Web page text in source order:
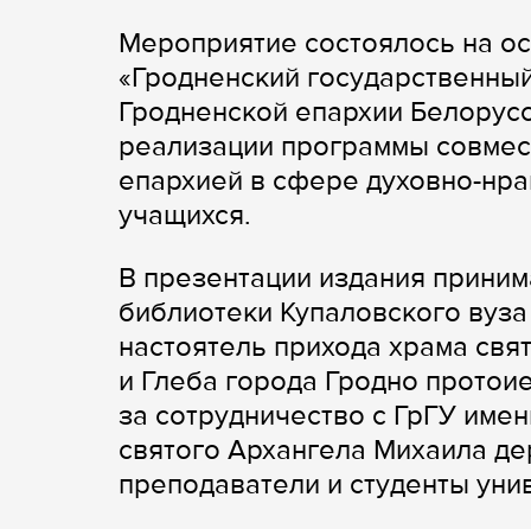
Мероприятие состоялось на
«Гродненский
Гродненской епархии
реализации программы
епархией в сфере духовно-
учащихся.
В презентации издания
библиотеки Купаловского
настоятель прихода храма
и Глеба города Гродно
за сотрудничество с ГрГУ
святого Архангела Михаила
преподаватели и студенты